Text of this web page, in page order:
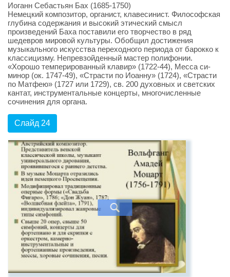
Иоганн Себастьян Бах (1685-1750)
Немецкий композитор, органист, клавесинист. Философская
глубина содержания и высокий этический смысл
произведений Баха поставили его творчество в ряд
шедевров мировой культуры. Обобщил достижения
музыкального искусства переходного периода от барокко к
классицизму. Непревзойденный мастер полифонии.
«Хорошо темперированный клавир» (1722-44), Месса си-
минор (ок. 1747-49), «Страсти по Иоанну» (1724), «Страсти
по Матфею» (1727 или 1729), св. 200 духовных и светских
кантат, инструментальные концерты, многочисленные
сочинения для органа.
Слайд 24